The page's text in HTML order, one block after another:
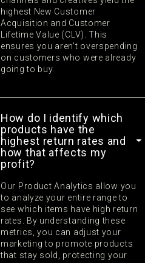
highest New Customer
Acquisition and Customer
Lifetime Value (CLV). This
ensures you aren't overspending
on customers who were already
going to buy.
How do I identify which
products have the
highest return rates and
how that affects my
profit?
Our Product Analytics allow you
to analyze your entire range to
see which items have high return
rates. By understanding these
metrics, you can adjust your
marketing to promote products
that stay sold, protecting your